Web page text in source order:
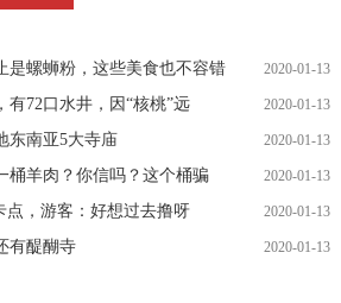
是螺蛳粉，这些美食也不容错 2020-01-13
有72口水井，因“核桃”远 2020-01-13
东南亚5大寺庙 2020-01-13
桶羊肉？你信吗？这个桶骗 2020-01-13
点，游客：好想过去撸呀 2020-01-13
有醍醐寺 2020-01-13